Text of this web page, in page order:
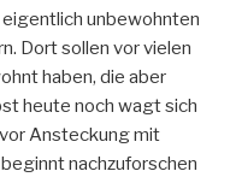
unbewohnten
Dort sollen vor vielen
haben, die aber
heute noch wagt sich
Ansteckung mit
nachzuforschen